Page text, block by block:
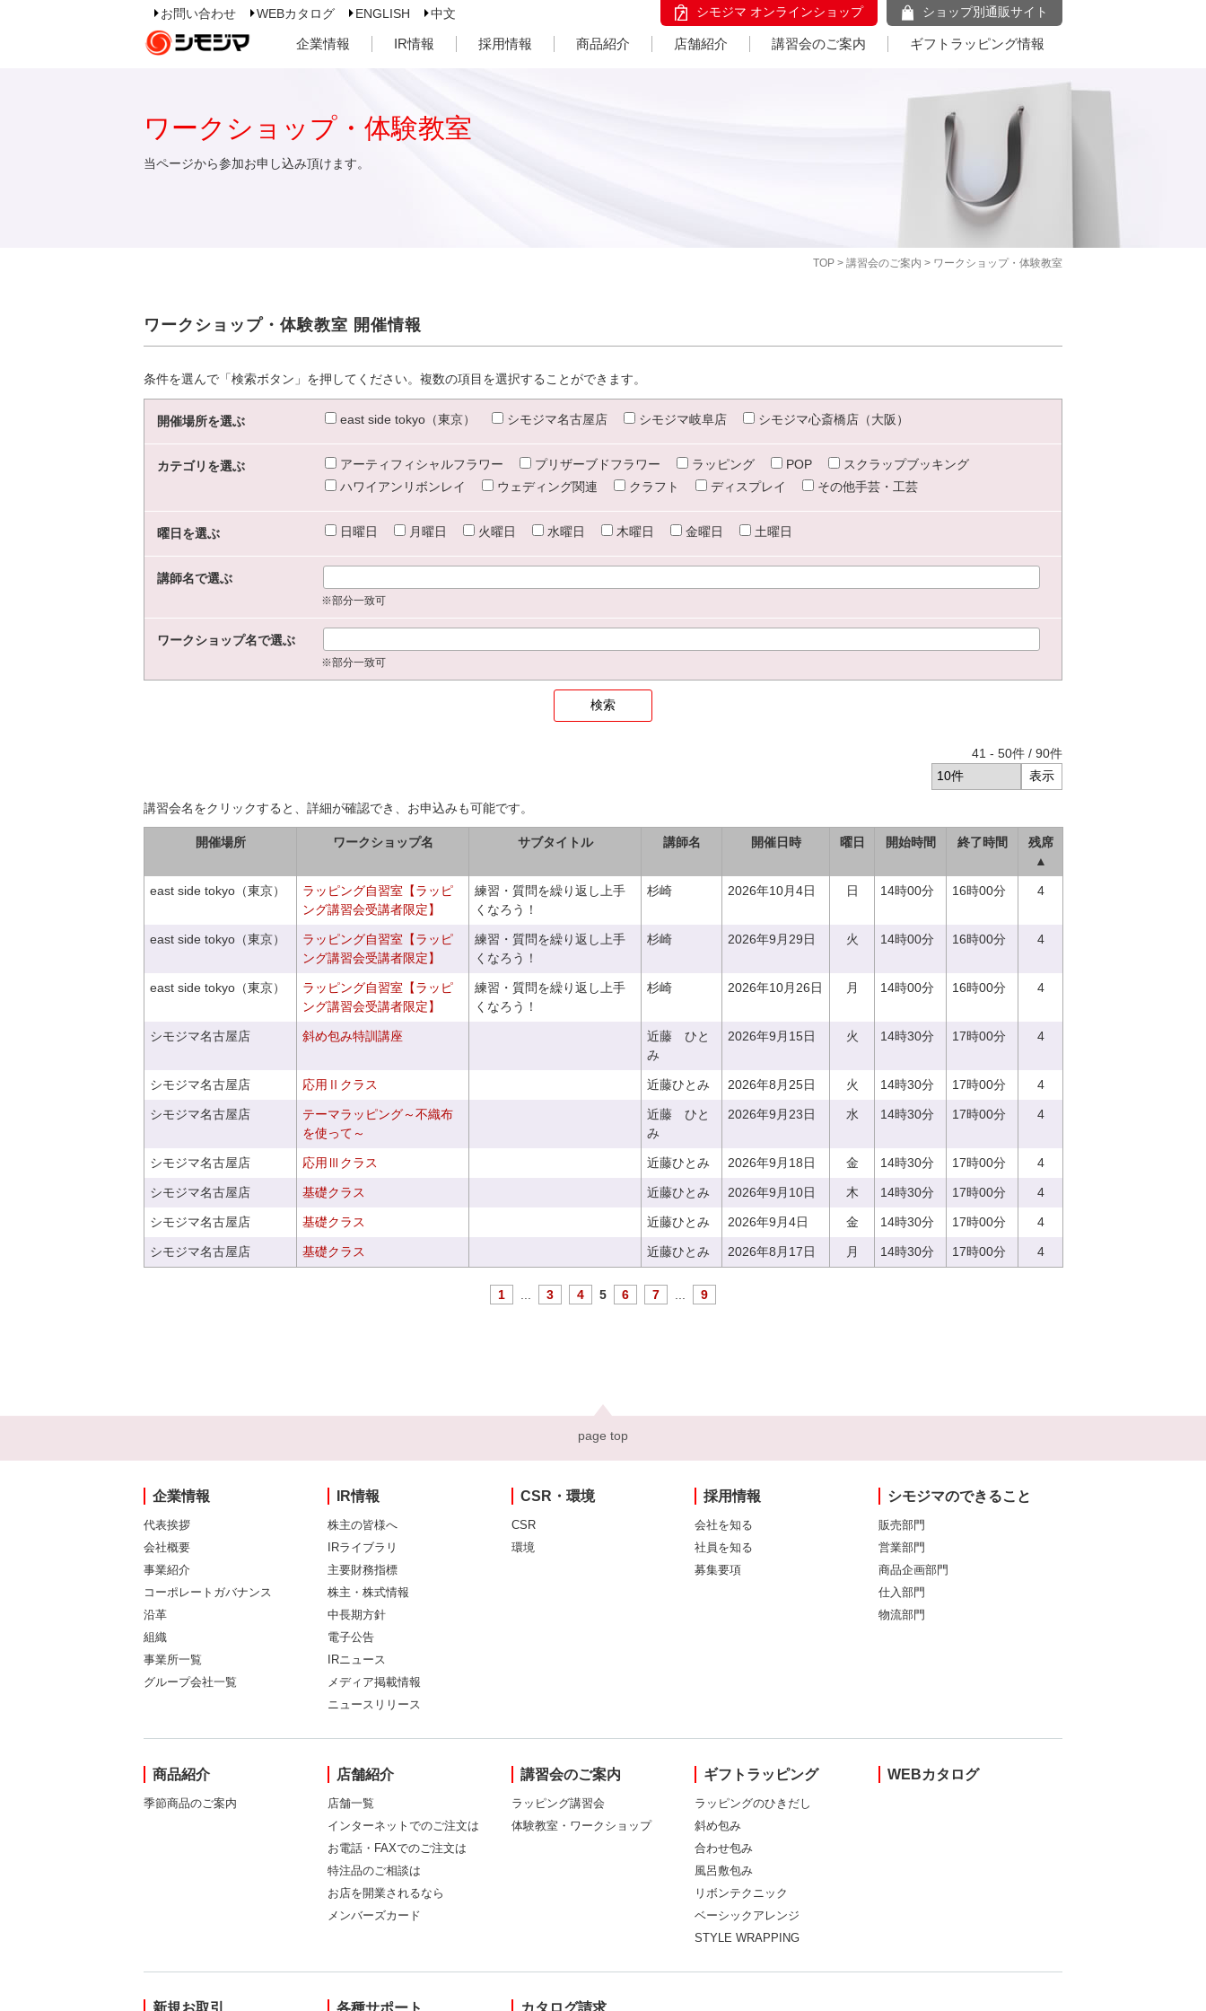
お問い合わせ WEBカタログ ENGLISH 中文 シモジマ オンラインショップ ショップ別通販サイト
企業情報 IR情報 採用情報 商品紹介 店舗紹介 講習会のご案内 ギフトラッピング情報
TOP > 講習会のご案内 > ワークショップ・体験教室
ワークショップ・体験教室
当ページから参加お申し込み頂けます。
ワークショップ・体験教室 開催情報
条件を選んで「検索ボタン」を押してください。複数の項目を選択することができます。
開催場所を選ぶ east side tokyo（東京） シモジマ名古屋店 シモジマ岐阜店 シモジマ心斎橋店（大阪）
カテゴリを選ぶ アーティフィシャルフラワー プリザーブドフラワー ラッピング POP
スクラップブッキング
ハワイアンリボンレイ
ウェディング関連 クラフト ディスプレイ その他手芸・工芸
曜日を選ぶ 日曜日 月曜日 火曜日 水曜日 木曜日 金曜日 土曜日
講師名で選ぶ
※部分一致可
ワークショップ名で選ぶ
※部分一致可
41 - 50件 / 90件
講習会名をクリックすると、詳細が確認でき、お申込みも可能です。
開催場所 ワークショップ名 サブタイトル 講師名 開催日時 曜日 開始時間 終了時間
残席
▲
east side tokyo（東京）
ラッピング自習室【ラッピ
ング講習会受講者限定】
練習・質問を繰り返し上手
くなろう！
杉崎 2026年10月4日 日 14時00分 16時00分 4
east side tokyo（東京）
ラッピング自習室【ラッピ
ング講習会受講者限定】
練習・質問を繰り返し上手
くなろう！
杉崎 2026年9月29日 火 14時00分 16時00分 4
east side tokyo（東京）
ラッピング自習室【ラッピ
ング講習会受講者限定】
練習・質問を繰り返し上手
くなろう！
杉崎 2026年10月26日 月 14時00分 16時00分 4
シモジマ名古屋店 斜め包み特訓講座
近藤 ひと
み
2026年9月15日 火 14時30分 17時00分 4
シモジマ名古屋店 応用Ⅱクラス 近藤ひとみ 2026年8月25日 火 14時30分 17時00分 4
シモジマ名古屋店
テーマラッピング～不織布
を使って～
近藤 ひと
み
2026年9月23日 水 14時30分 17時00分 4
シモジマ名古屋店 応用Ⅲクラス 近藤ひとみ 2026年9月18日 金 14時30分 17時00分 4
シモジマ名古屋店 基礎クラス 近藤ひとみ 2026年9月10日 木 14時30分 17時00分 4
シモジマ名古屋店 基礎クラス 近藤ひとみ 2026年9月4日 金 14時30分 17時00分 4
シモジマ名古屋店 基礎クラス 近藤ひとみ 2026年8月17日 月 14時30分 17時00分 4
1 3 4 5 6 7 9
page top
企業情報
代表挨拶
会社概要
事業紹介
コーポレートガバナンス
沿革
組織
事業所一覧
グループ会社一覧
IR情報
株主の皆様へ
IRライブラリ
主要財務指標
株主・株式情報
中長期方針
電子公告
IRニュース
メディア掲載情報
ニュースリリース
CSR・環境
CSR
環境
採用情報
会社を知る
社員を知る
募集要項
シモジマのできること
販売部門
営業部門
商品企画部門
仕入部門
物流部門
商品紹介
季節商品のご案内
店舗紹介
店舗一覧
インターネットでのご注文は
お電話・FAXでのご注文は
特注品のご相談は
お店を開業されるなら
メンバーズカード
講習会のご案内
ラッピング講習会
体験教室・ワークショップ
ギフトラッピング
ラッピングのひきだし
斜め包み
合わせ包み
風呂敷包み
リボンテクニック
ベーシックアレンジ
STYLE WRAPPING
WEBカタログ
新規お取引 各種サポート カタログ請求